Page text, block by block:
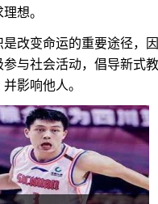
想。
改变命运的重要途径，
与社会活动，倡导新式
影响他人。